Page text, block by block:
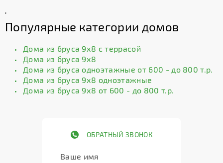
'
Популярные категории домов
Дома из бруса 9х8 с террасой
Дома из бруса 9х8
Дома из бруса одноэтажные от 600 - до 800 т.р.
Дома из бруса 9х8 одноэтажные
Дома из бруса 9х8 от 600 - до 800 т.р.
ОБРАТНЫЙ ЗВОНОК
Ваше имя